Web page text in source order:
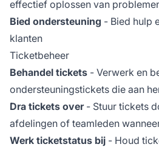
effectief oplossen van
Bied ondersteuning - Bied hulp
klanten
Ticketbeheer
Behandel tickets - Verwerk en
ondersteuningstickets die aan
Dra tickets over- Stuur tickets
afdelingen of teamleden
Werk ticketstatus bij - Houd